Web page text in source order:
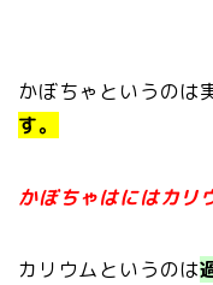
かぼちゃというのは
す。
かぼちゃはにはカリ
カリウムというのは